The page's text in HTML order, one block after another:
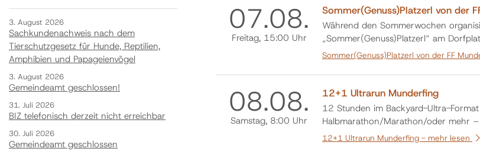
07.08.
Freitag, 15:00 Uhr
Sommer(Genuss)Platzerl von der
Während den Sommerwochen
„Sommer(Genuss)Platzerl“ am
Sommer(Genuss)Platzerl von der FF
08.08.
Samstag, 8:00 Uhr
12+1 Ultrarun Munderfing
12 Stunden im Backyard-Ultra-
Halbmarathon/Marathon/oder mehr
unter www.ultrarun121.at
12+1 Ultrarun Munderfing - mehr lesen
3. August 2026
Sachkundenachweis nach dem
Tierschutzgesetz für Hunde, Reptilien,
Amphibien und Papageienvögel
3. August 2026
Gemeindeamt geschlossen!
31. Juli 2026
BIZ telefonisch derzeit nicht erreichbar
30. Juli 2026
Gemeindeamt geschlossen